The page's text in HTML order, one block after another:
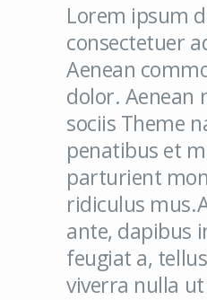
Lorem ipsum
consectetuer
Aenean
dolor. Aenean
sociis Theme
penatibus et
parturient
ridiculus
ante, dapibus
feugiat a,
viverra nulla